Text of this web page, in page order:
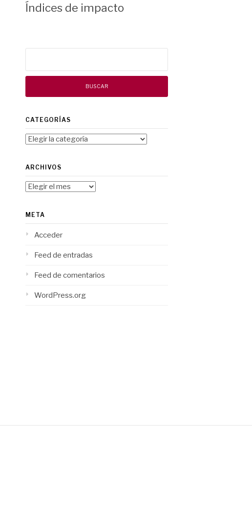
Índices de impacto
CATEGORÍAS
Categorías
ARCHIVOS
Archivos
META
Acceder
Feed de entradas
Feed de comentarios
WordPress.org